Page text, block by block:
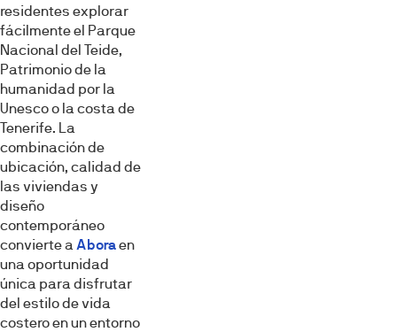
residentes explorar
fácilmente el Parque
Nacional del Teide,
Patrimonio de la
humanidad por la
Unesco o la costa de
Tenerife. La
combinación de
ubicación, calidad de
las viviendas y
diseño
contemporáneo
convierte a Aboraen
una oportunidad
única para disfrutar
del estilo de vida
costero en un entorno